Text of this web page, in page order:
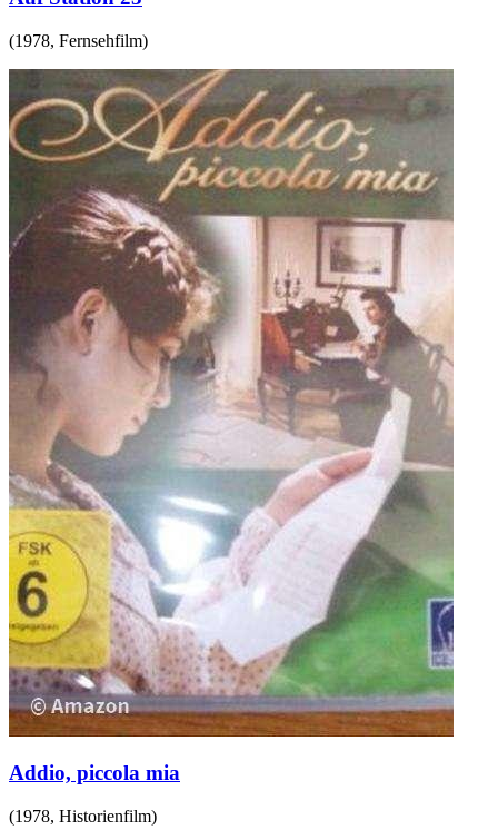
(1978, Fernsehfilm)
Addio, piccola mia
(1978, Historienfilm)